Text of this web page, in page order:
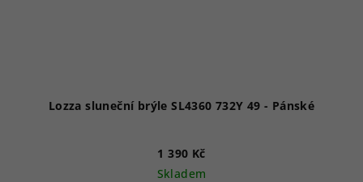
Lozza sluneční brýle SL4360 732Y 49 - Pánské
1 390 Kč
Skladem